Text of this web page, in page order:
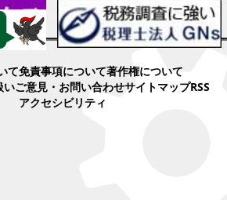
て免責事項について著作権について
いご意見・お問い合わせサイトマップRSS
アクセシビリティ